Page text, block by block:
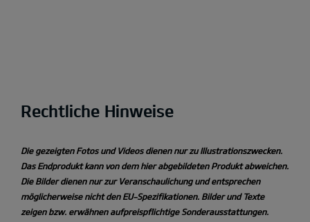
Rechtliche Hinweise
Die gezeigten Fotos und Videos dienen nur zu Illustrationszwecken.
Das Endprodukt kann von dem hier abgebildeten Produkt abweichen.
Die Bilder dienen nur zur Veranschaulichung und entsprechen
möglicherweise nicht den EU-Spezifikationen. Bilder und Texte
zeigen bzw. erwähnen aufpreispflichtige Sonderausstattungen.